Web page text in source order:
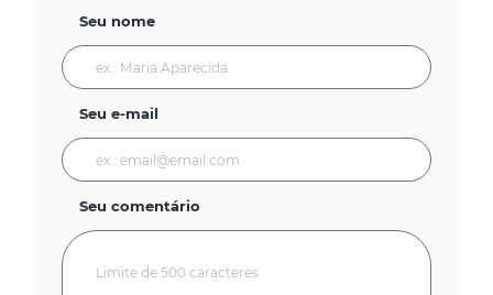
Seu nome
Seu e-mail
Seu comentário